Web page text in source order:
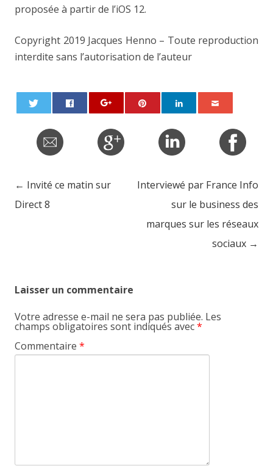
proposée à partir de l’iOS 12.
Copyright 2019 Jacques Henno – Toute reproduction
interdite sans l’autorisation de l’auteur
Post navigation
← Invité ce matin sur
Direct 8
Interviewé par France Info
sur le business des
marques sur les réseaux
sociaux →
Laisser un commentaire
Votre adresse e-mail ne sera pas publiée. Les
champs obligatoires sont indiqués avec*
Commentaire *